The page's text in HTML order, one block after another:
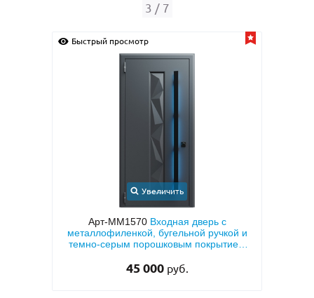
3 / 7
Быстрый просмотр
Увеличить
Арт-ММ1570 Входная дверь с
металлофиленкой, бугельной ручкой и
темно-серым порошковым покрытием
45 000 руб.